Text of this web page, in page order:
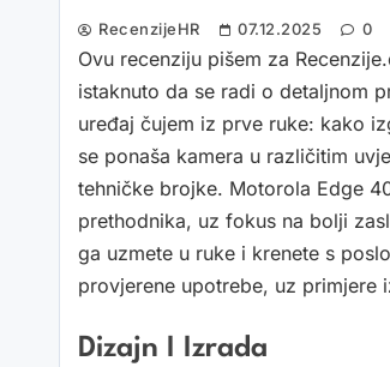
RecenzijeHR 07.12.2025 0
Ovu recenziju pišem za
istaknuto da se radi o detaljnom
uređaj čujem iz prve ruke: kako
se ponaša kamera u različitim
tehničke brojke. Motorola Edge
prethodnika, uz fokus na bolji
ga uzmete u ruke i krenete s
provjerene upotrebe, uz primjere
Dizajn I Izrada